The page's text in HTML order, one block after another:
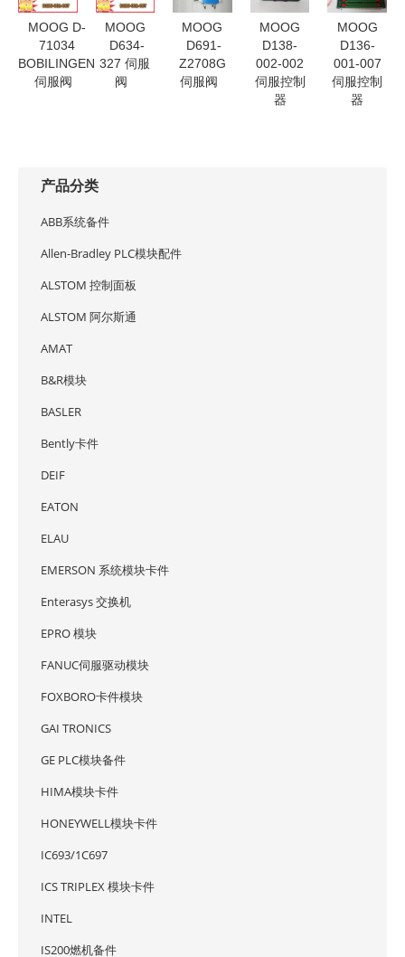
MOOG D-
71034
BOBILINGEN
伺服阀
MOOG
D634-
327 伺服
阀
MOOG
D691-
Z2708G
伺服阀
MOOG
D138-
002-002
伺服控制
器
MOOG
D136-
001-007
伺服控制
器
产品分类
ABB系统备件
Allen-Bradley PLC模块配件
ALSTOM 控制面板
ALSTOM 阿尔斯通
AMAT
B&R模块
BASLER
Bently卡件
DEIF
EATON
ELAU
EMERSON 系统模块卡件
Enterasys 交换机
EPRO 模块
FANUC伺服驱动模块
FOXBORO卡件模块
GAI TRONICS
GE PLC模块备件
HIMA模块卡件
HONEYWELL模块卡件
IC693/1C697
ICS TRIPLEX 模块卡件
INTEL
IS200燃机备件